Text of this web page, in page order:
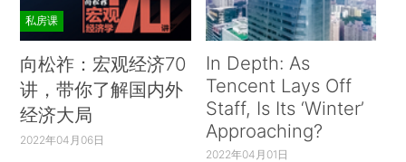
私房课
向松祚：宏观经济70
讲，带你了解国内外
经济大局
2022年04月06日
In Depth: As
Tencent Lays Off
Staff, Is Its ‘Winter’
Approaching?
2022年04月01日